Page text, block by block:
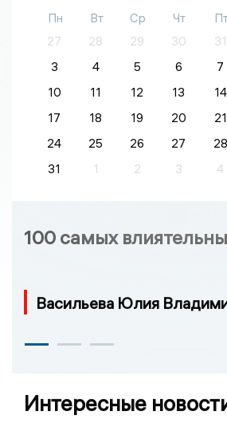
Пн Вт Ср Чт
27
28 29 30 31
3
4 5 6 7
10
11 12 13 14
17
18 19 20 21
24
25 26 27 28
31
1 2 3 4
100 самых
Васильева Юлия
Интересные